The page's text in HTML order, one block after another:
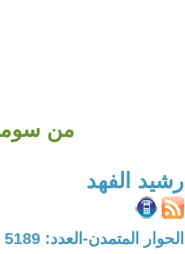
من
رشيد الفهد
الحوار المتمدن-العدد: 5189 - 2016 / 6 / 10 - 21:24